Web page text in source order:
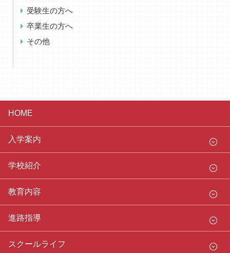
受験生の方へ
卒業生の方へ
その他
HOME
入学案内
学校紹介
教育内容
進路指導
スクールライフ